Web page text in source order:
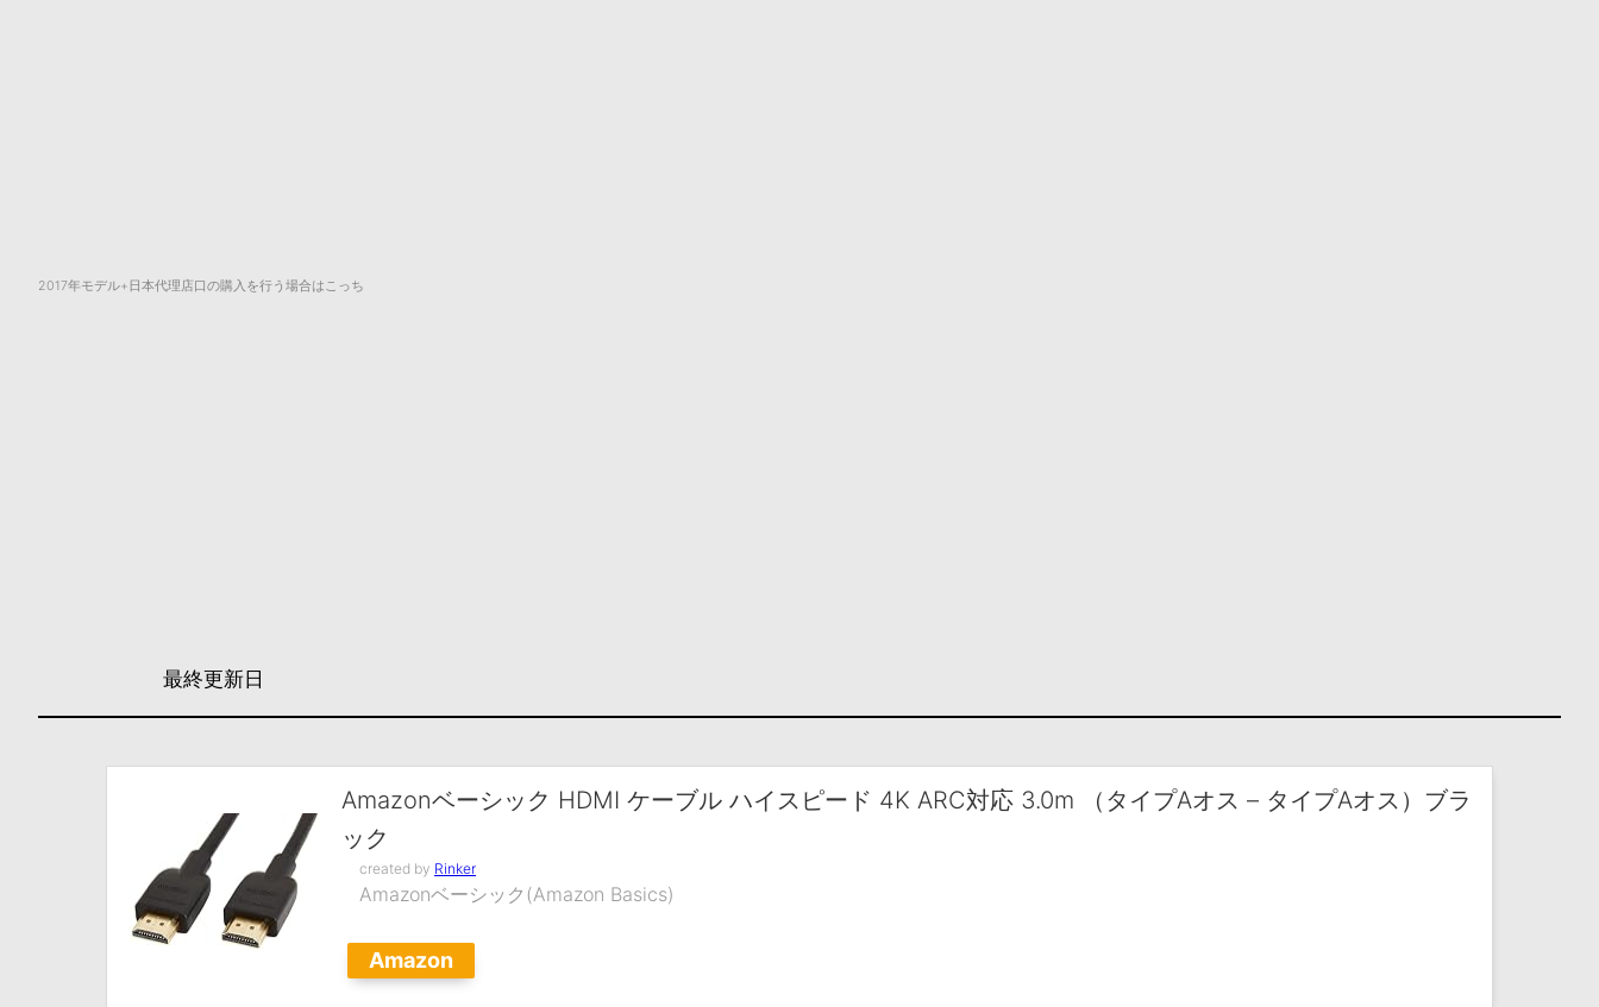
2017年モデル+日本代理店口の購入を行う場合はこっち
最終更新日
Amazonベーシック HDMI ケーブル ハイスピード 4K ARC対応 3.0m （タイプAオス – タイプAオス）ブラ
ック
created by Rinker
Amazonベーシック(Amazon Basics)
Amazon